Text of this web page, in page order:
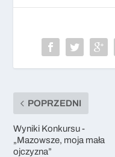
POPRZEDNI
Wyniki Konkursu -
„Mazowsze, moja mała
ojczyzna”